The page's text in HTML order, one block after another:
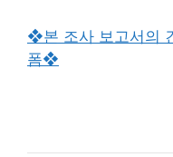
❖본 조사 보고서의
폼❖